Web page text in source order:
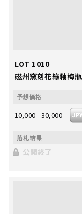
LOT 1010
磁州窯刻花綠釉梅瓶
10,000 - 30,000
公開終了